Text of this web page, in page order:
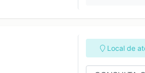
Local de